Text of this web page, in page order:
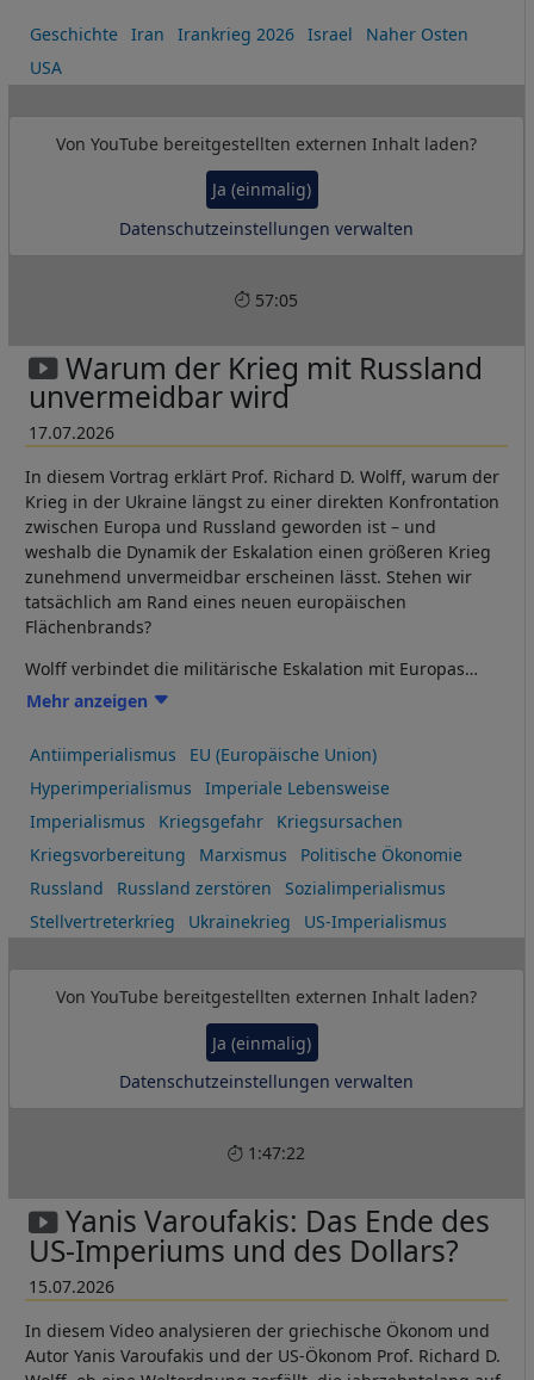
der heutigen Eskalation? Die Analysen unserer Gäste
untersuchen die Folgen westlicher Interventionen, die
Interessen Israels und der USA sowie den Kampf um
Konflikte im Nahen Osten geprägt hat.
Geschichte Iran Irankrieg 2026 Israel
Naher Osten
USA
Von YouTube bereitgestellten externen Inhalt laden?
Ja (einmalig)
Datenschutzeinstellungen verwalten
57:05
17.07.2026
Warum der Krieg mit Russland
unvermeidbar wird
In diesem Vortrag erklärt Prof. Richard D. Wolff, warum der
Krieg in der Ukraine längst zu einer direkten Konfrontation
zwischen Europa und Russland geworden ist – und
weshalb die Dynamik der Eskalation einen größeren Krieg
zunehmend unvermeidbar erscheinen lässt. Stehen wir
tatsächlich am Rand eines neuen europäischen
Flächenbrands?
Wolff verbindet die militärische Eskalation mit Europas
wirtschaftlichem Niedergang, wachsender Aufrüstung und
einem tieferen Konflikt zwischen Kapital, Macht und
gesellschaftlichen Interessen. Warum könnte gerade
Europas Krise den Weg in einen Krieg ebnen, den
angeblich niemand will?
Mehr anzeigen
Antiimperialismus
EU (Europäische Union)
Hyperimperialismus
Imperiale Lebensweise
Imperialismus
Kriegsgefahr
Kriegsursachen
Kriegsvorbereitung
Marxismus
Politische Ökonomie
Russland
Russland zerstören
Sozialimperialismus
Stellvertreterkrieg
Ukrainekrieg US-Imperialismus
Von YouTube bereitgestellten externen Inhalt laden?
Ja (einmalig)
Datenschutzeinstellungen verwalten
1:47:22
15.07.2026
Yanis Varoufakis: Das Ende des
US-Imperiums und des Dollars?
In diesem Video analysieren der griechische Ökonom und
Autor Yanis Varoufakis und der US-Ökonom Prof. Richard D.